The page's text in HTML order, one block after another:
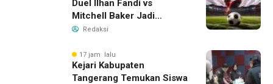
Duel Ilhan Fandi vs
Mitchell Baker Jadi
Sorotan di Piala AFF 2026
Redaksi
17 jam lalu
Kejari Kabupaten
Tangerang Temukan Siswa